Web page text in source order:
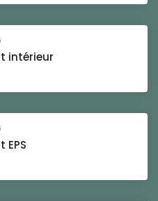
intérieur
EPS